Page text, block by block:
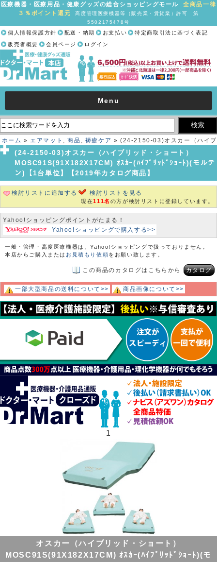
医療機器・医療用品・健康グッズの総合ショッピングモール全商品一律
３％ポイント還元
高度管理医療機器等（販売業・賃貸業）許可 第
5502175478号
個人情報保護方針 配送・納期 お支払い
特定商取引法に基づく表記
販売者概要
会員ページ ログイン
Menu
ホーム » エアマット ,商品 , 褥瘡ケア » (24-2150-03)オスカー（ハイブ
リッド・ショート） MOSC91S(91X182X17CM) ｵｽｶｰ(ﾊｲﾌﾞﾘｯﾄﾞｼｮｰﾄ)
(モルテン)【1台単位】【2019年カタログ商品】
(24-2150-03)オスカー（ハイブリッド・ショート）
MOSC91S(91X182X17CM) ｵｽｶｰ(ﾊｲﾌﾞﾘｯﾄﾞｼｮｰﾄ)(モルテ
ン)【1台単位】【2019年カタログ商品】
検討リストに追加する 検討リストを見る
現在111名 の方が検討リストに登録しています。
Yahoo!ショッピングポイントがたまる！
Yahoo!ショッピングで購入する>>
一般・管理・高度医療機器は、Yahoo!ショッピングで扱っておりません。
本店からご購入または お見積もり依頼をお願い致します。
この商品のカタログはこちらから カタログ
一部大型商品の送料について>> 商品画像について>>
1
オスカー（ハイブリッド・ショート）
MOSC91S(91X182X17CM) ｵｽｶｰ(ﾊｲﾌﾞﾘｯﾄﾞｼｮｰﾄ)(モ